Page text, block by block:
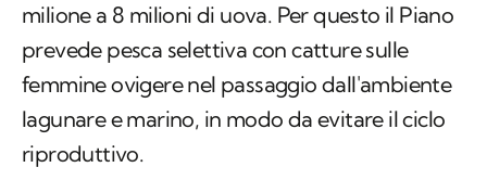
milione a 8 milioni di uova. Per questo il Piano
prevede pesca selettiva con catture sulle
femmine ovigere nel passaggio dall'ambiente
lagunare e marino, in modo da evitare il ciclo
riproduttivo.